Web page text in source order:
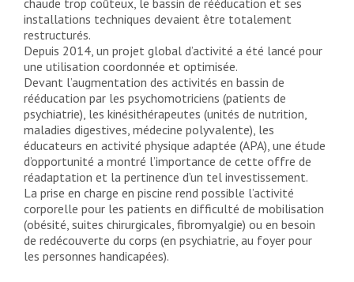
chaude trop coûteux, le bassin de rééducation et ses
installations techniques devaient être totalement
restructurés.
Depuis 2014, un projet global d’activité a été lancé pour
une utilisation coordonnée et optimisée.
Devant l’augmentation des activités en bassin de
rééducation par les psychomotriciens (patients de
psychiatrie), les kinésithérapeutes (unités de nutrition,
maladies digestives, médecine polyvalente), les
éducateurs en activité physique adaptée (APA), une étude
d’opportunité a montré l’importance de cette offre de
réadaptation et la pertinence d’un tel investissement.
La prise en charge en piscine rend possible l’activité
corporelle pour les patients en difficulté de mobilisation
(obésité, suites chirurgicales, fibromyalgie) ou en besoin
de redécouverte du corps (en psychiatrie, au foyer pour
les personnes handicapées).